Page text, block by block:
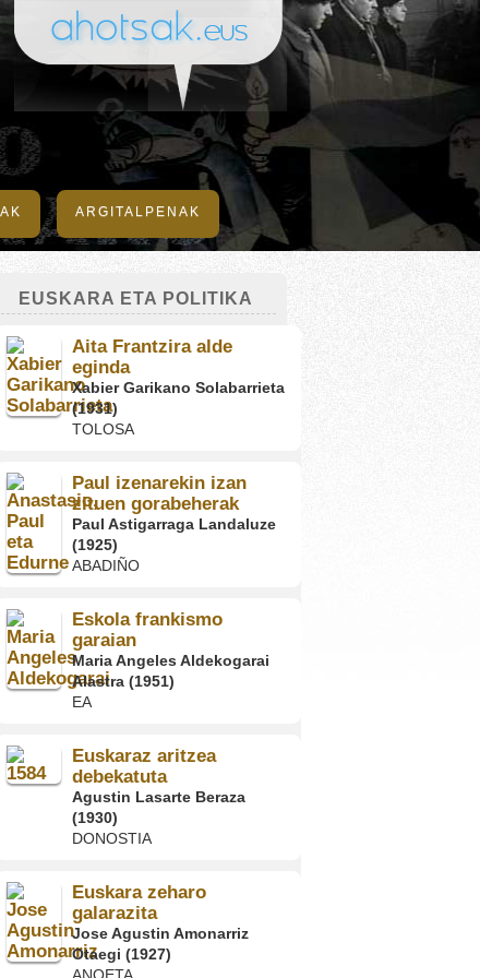
ARGITALPENAK
EUSKARA ETA POLITIKA
Aita Frantzira alde
eginda
Xabier Garikano Solabarrieta
(1931)
TOLOSA
Paul izenarekin izan
zituen gorabeherak
Paul Astigarraga Landaluze
(1925)
ABADIÑO
Eskola frankismo
garaian
Maria Angeles Aldekogarai
Alastra (1951)
EA
Euskaraz aritzea
debekatuta
Agustin Lasarte Beraza
(1930)
DONOSTIA
Euskara zeharo
galarazita
Jose Agustin Amonarriz
Otaegi (1927)